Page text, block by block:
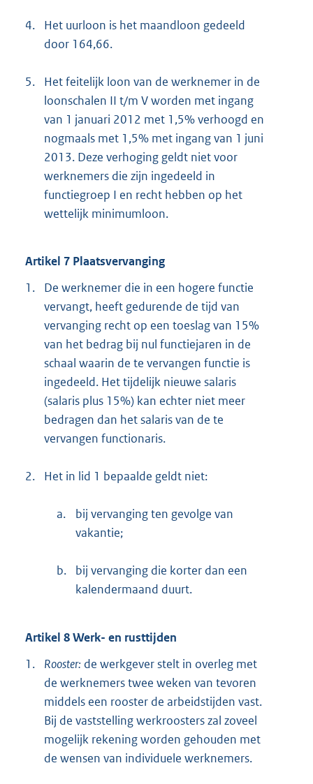
4.
Het uurloon is het maandloon gedeeld
door 164,66.
5.
Het feitelijk loon van de werknemer in de
loonschalen II t/m V worden met ingang
van 1 januari 2012 met 1,5% verhoogd en
nogmaals met 1,5% met ingang van 1 juni
2013. Deze verhoging geldt niet voor
werknemers die zijn ingedeeld in
functiegroep I en recht hebben op het
wettelijk minimumloon.
Artikel 7 Plaatsvervanging
1.
De werknemer die in een hogere functie
vervangt, heeft gedurende de tijd van
vervanging recht op een toeslag van 15%
van het bedrag bij nul functiejaren in de
schaal waarin de te vervangen functie is
ingedeeld. Het tijdelijk nieuwe salaris
(salaris plus 15%) kan echter niet meer
bedragen dan het salaris van de te
vervangen functionaris.
2. Het in lid 1 bepaalde geldt niet:
a.
bij vervanging ten gevolge van
vakantie;
b.
bij vervanging die korter dan een
kalendermaand duurt.
Artikel 8 Werk- en rusttijden
1.
Rooster: de werkgever stelt in overleg met
de werknemers twee weken van tevoren
middels een rooster de arbeidstijden vast.
Bij de vaststelling werkroosters zal zoveel
mogelijk rekening worden gehouden met
de wensen van individuele werknemers.